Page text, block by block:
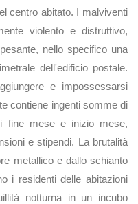
centro abitato. I malviventi
violento e distruttivo,
nello specifico una
dell'edificio postale.
e impossessarsi
contiene ingenti somme di
fine mese e inizio mese,
e stipendi. La brutalità
metallico e dallo schianto
i residenti delle abitazioni
notturna in un incubo